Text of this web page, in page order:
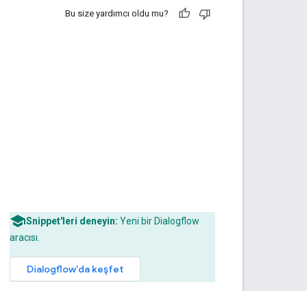
Bu size yardımcı oldu mu?
Snippet'leri deneyin: Yeni bir Dialogflow
aracısı.
Dialogflow'da keşfet